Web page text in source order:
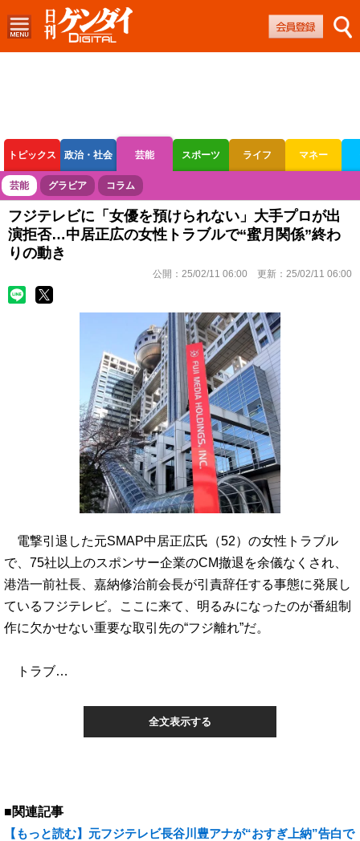
トピックス 政治・社会 芸能 スポーツ ライフ マネー
ボートレース 競輪 オートレース
芸能 グラビア コラム
フジテレビに「女優を預けられない」大手プロが出
演拒否…中居正広の女性トラブルで“蜜月関係”終わ
りの動き
公開： 25/02/11 06:00 更新： 25/02/11 06:00
電撃引退した元SMAP中居正広氏（52）の女性トラブル
で、75社以上のスポンサー企業のCM撤退を余儀なくされ、
港浩一前社長、嘉納修治前会長が引責辞任する事態に発展し
ているフジテレビ。ここに来て、明るみになったのが番組制
作に欠かせない重要な取引先の“フジ離れ”だ。
トラブ…
全文表示する
■関連記事
【もっと読む】元フジテレビ長谷川豊アナが“おすぎ上納”告白で